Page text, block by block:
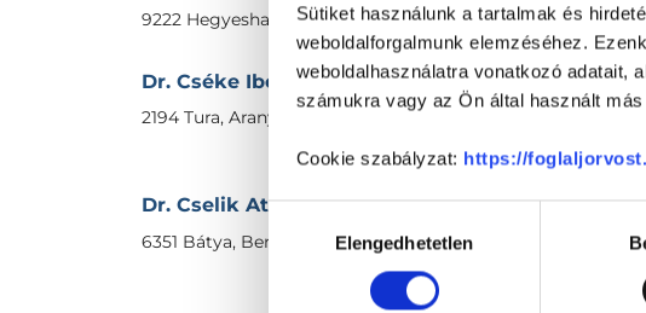
Sütiket használunk a tartalmak és
weboldalforgalmunk elemzéséhez.
weboldalhasználatra vonatkozó adatait,
számukra vagy az Ön által használt
Cookie szabályzat: https://
Hozzájárulás
kiválasztásaElengedhetetlen
9222 Hegyeshalom, Fő út 168. 2890 Tata, Váralja
Dr. Cséke Ibolya
2194 Tura, Arany János utca 22.
Dr. Cseke
Dr. Cselik Attila László
6351 Bátya, Bercsényi u. 6/A.
Dr. Csellár
1116 Budapest,